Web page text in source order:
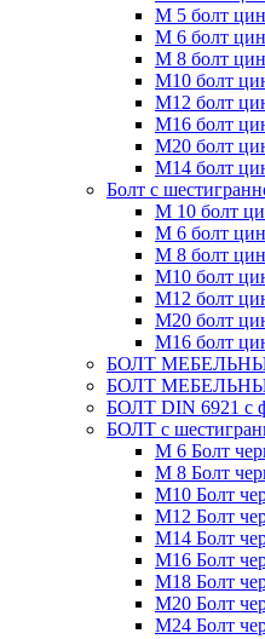
М 5 болт
М 6 болт
М 8 болт
М10 болт
М12 болт
М16 болт
М20 болт
М14 болт
Болт с
М 10 болт
М 6 болт
М 8 болт
М10 болт
М12 болт
М20 болт
М16 болт
БОЛТ
БОЛТ
БОЛТ DIN 6921 c
БОЛТ с
М 6 Болт
М 8 Болт
М10 Болт
М12 Болт
М14 Болт
М16 Болт
М18 Болт
М20 Болт
М24 Болт